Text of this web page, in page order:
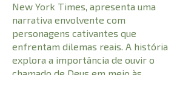
New York Times, apresenta uma
narrativa envolvente com
personagens cativantes que
enfrentam dilemas reais. A história
explora a importância de ouvir o
chamado de Deus em meio às